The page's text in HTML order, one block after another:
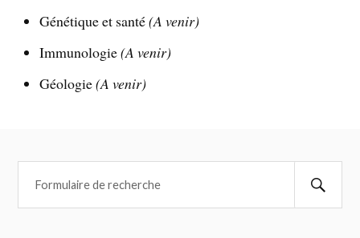
Génétique et santé(A venir)
Immunologie(A venir)
Géologie(A venir)